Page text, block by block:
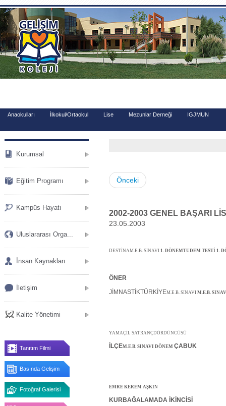
.
Anaokulları İlkokul/Ortaokul Lise Mezunlar Derneği IGJMUN
Kurumsal
Eğitim Programı
Kampüs Hayatı
Uluslararası Orga...
İnsan Kaynakları
İletişim
Kalite Yönetimi
Tanıtım Filmi
Basında Gelişim
Fotoğraf Galerisi
Önceki
2002-2003 GENEL BAŞARI
23.05.2003
DESTİNAM.E.B. SINAVI 1. DÖNEMTUDEM TESTİ 1.
ÖNER
JİMNASTİKTÜRKİYEM.E.B. SINAVI M.E.B.
YAMAÇİL SATRANÇDÖRDÜNCÜSÜ
İLÇEM.E.B. SINAVI DÖNEM ÇABUK
EMRE KEREM AŞKIN
KURBAĞALAMADA İKİNCİSİ